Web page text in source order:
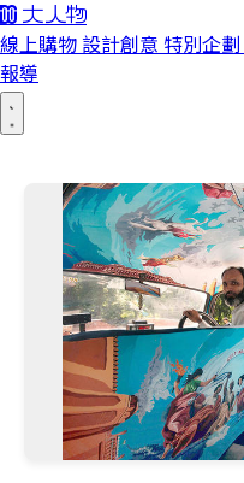
線上購物 設計創意 特別企劃
報導